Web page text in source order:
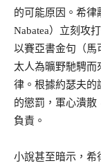
的可能原因。希律
Nabatea）立刻攻
以賽亞書金句（馬
太人為曠野馳騁而
律。根據約瑟夫的
的懲罰，軍心潰散
負責。
小說甚至暗示，希